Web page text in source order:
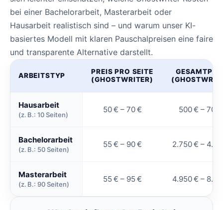
bei einer Bachelorarbeit, Masterarbeit oder
Hausarbeit realistisch sind – und warum unser KI-
basiertes Modell mit klaren Pauschalpreisen eine faire
und transparente Alternative darstellt.
ARBEITSTYP
PREIS PRO SEITE
(GHOSTWRITER)
Hausarbeit
(z. B.: 10 Seiten)
50 € – 70 € 500 € – 700
Bachelorarbeit
(z. B.: 50 Seiten)
55 € – 90 € 2.750 € –
Masterarbeit
(z. B.: 90 Seiten)
55 € – 95 € 4.950 € –